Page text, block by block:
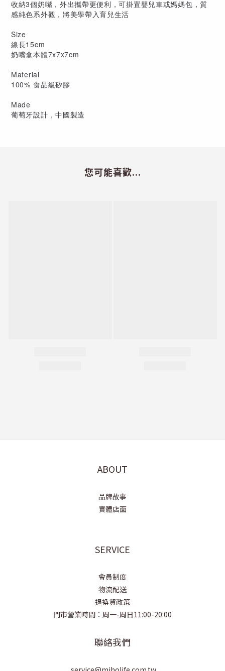
收納3個奶嘴，外出攜帶更便利，可掛置嬰兒車或媽媽包，質
感純色系外觀，將美學帶入育兒生活
Size
線長15cm
奶嘴盒本體7x7x7cm
Material
100% 食品級矽膠
Made
葡萄牙設計，中國製造
您可能喜歡...
ABOUT
品牌故事
實體店面
SERVICE
會員制度
物流配送
退換貨政策
門市營業時間：周一-周日11:00-20:00
聯絡我們